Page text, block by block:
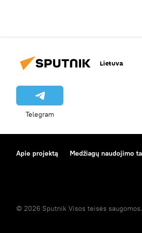
Lietuva
Telegram
Apie projektą Medžiagų naudojimo
© 2026 Sputnik Visos teisės